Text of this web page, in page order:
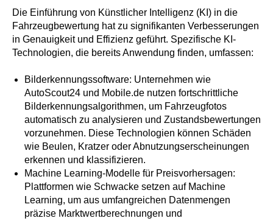
Die Einführung von Künstlicher Intelligenz (KI) in die
Fahrzeugbewertung hat zu signifikanten Verbesserungen
in Genauigkeit und Effizienz geführt. Spezifische KI-
Technologien, die bereits Anwendung finden, umfassen:
Bilderkennungssoftware: Unternehmen wie
AutoScout24 und Mobile.de nutzen fortschrittliche
Bilderkennungsalgorithmen, um Fahrzeugfotos
automatisch zu analysieren und Zustandsbewertungen
vorzunehmen. Diese Technologien können Schäden
wie Beulen, Kratzer oder Abnutzungserscheinungen
erkennen und klassifizieren.
Machine Learning-Modelle für Preisvorhersagen:
Plattformen wie Schwacke setzen auf Machine
Learning, um aus umfangreichen Datenmengen
präzise Marktwertberechnungen und